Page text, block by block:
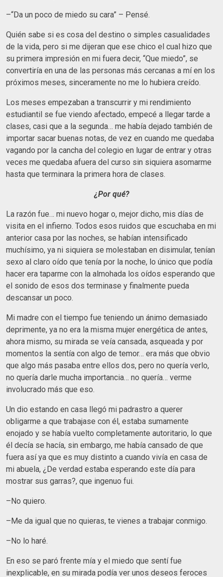
–“Da un poco de miedo su cara” – Pensé.
Quién sabe si es cosa del destino o simples casualidades
de la vida, pero si me dijeran que ese chico el cual hizo que
su primera impresión en mi fuera decir, “Que miedo”, se
convertiría en una de las personas más cercanas a mí en los
próximos meses, sinceramente no me lo hubiera creído.
Los meses empezaban a transcurrir y mi rendimiento
estudiantil se fue viendo afectado, empecé a llegar tarde a
clases, casi que a la segunda… me había dejado también de
importar sacar buenas notas, de vez en cuando me quedaba
vagando por la cancha del colegio en lugar de entrar y otras
veces me quedaba afuera del curso sin siquiera asomarme
hasta que terminara la primera hora de clases.
¿Por qué?
La razón fue… mi nuevo hogar o, mejor dicho, mis días de
visita en el infierno. Todos esos ruidos que escuchaba en mi
anterior casa por las noches, se habían intensificado
muchísimo, ya ni siquiera se molestaban en disimular, tenían
sexo al claro oído que tenía por la noche, lo único que podía
hacer era taparme con la almohada los oídos esperando que
el sonido de esos dos terminase y finalmente pueda
descansar un poco.
Mi madre con el tiempo fue teniendo un ánimo demasiado
deprimente, ya no era la misma mujer energética de antes,
ahora mismo, su mirada se veía cansada, asqueada y por
momentos la sentía con algo de temor… era más que obvio
que algo más pasaba entre ellos dos, pero no quería verlo,
no quería darle mucha importancia… no quería… verme
involucrado más que eso.
Un dio estando en casa llegó mi padrastro a querer
obligarme a que trabajase con él, estaba sumamente
enojado y se había vuelto completamente autoritario, lo que
él decía se hacía, sin embargo, me había cansado de que
fuera así ya que es muy distinto a cuando vivía en casa de
mi abuela, ¿De verdad estaba esperando este día para
mostrar sus garras?, que ingenuo fui.
–No quiero.
–Me da igual que no quieras, te vienes a trabajar conmigo.
–No lo haré.
En eso se paró frente mía y el miedo que sentí fue
inexplicable, en su mirada podía ver unos deseos feroces